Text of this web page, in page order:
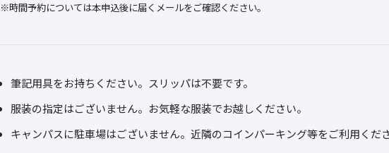
※時間予約については本申込後に届くメールをご確認ください。
筆記用具をお持ちください。スリッパは不要です。
服装の指定はございません。お気軽な服装でお越しください。
キャンパスに駐車場はございません。近隣のコインパーキング等をご利用くだ